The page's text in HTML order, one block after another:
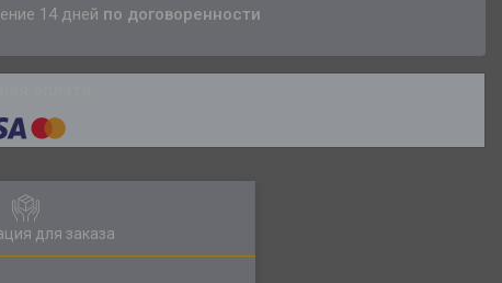
14 дней по договоренности
для заказа